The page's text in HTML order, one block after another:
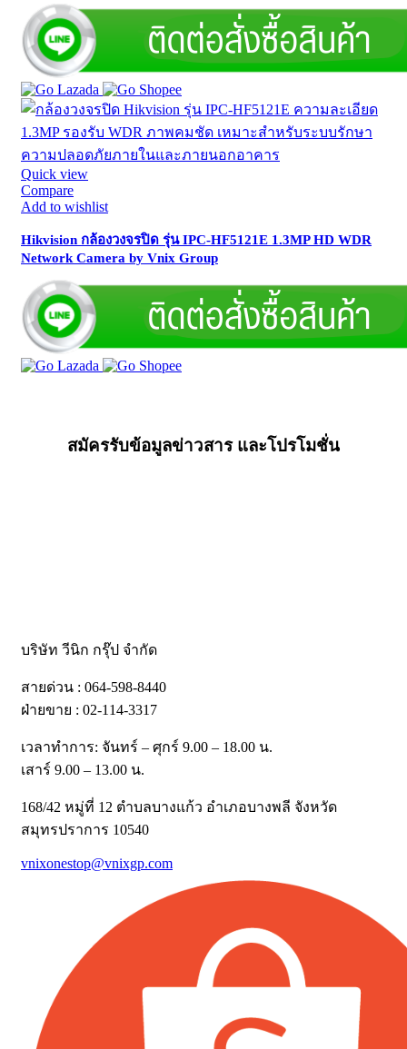
Quick view
Compare
Add to wishlist
Hikvision กล้องวงจรปิด รุ่น IPC-HF5121E 1.3MP HD WDR
Network Camera by Vnix Group
สมัครรับข้อมูลข่าวสาร และโปรโมชั่น
บริษัท วีนิก กรุ๊ป จำกัด
สายด่วน : 064-598-8440
ฝ่ายขาย : 02-114-3317
เวลาทำการ: จันทร์ – ศุกร์ 9.00 – 18.00 น.
เสาร์ 9.00 – 13.00 น.
168/42 หมู่ที่ 12 ตำบลบางแก้ว อำเภอบางพลี จังหวัด
สมุทรปราการ 10540
vnixonestop@vnixgp.com